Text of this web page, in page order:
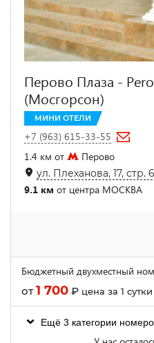
Перово Плаза -
(Мосгорсон)
МИНИ ОТЕЛИ
+7 (963) 615-33-55
1.4 км от
Перово
ул. Плеханова, 17, стр.
9.1 км от центра МОСКВА
Бюджетный двухместный
от1 700 ₽ цена за 1 сутки
Ещё 3 категории